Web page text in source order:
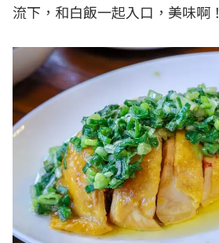
流下，和白飯一起入口，美味啊！